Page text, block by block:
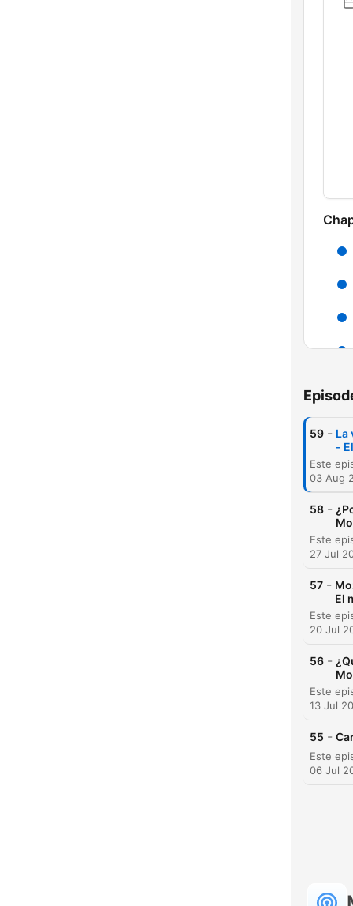
59 - La
-
03 Aug
58 -
27 Jul
57 -
El
20 Jul
56 -
13 Jul
55 -
06 Jul